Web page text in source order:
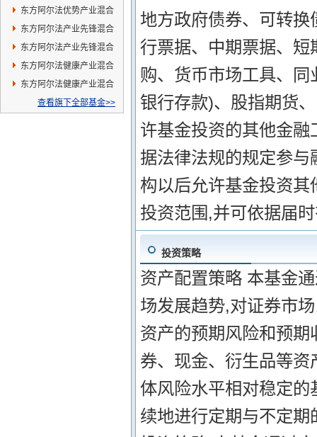
A
东方阿尔法优势产业混合
C
东方阿尔法产业先锋混合
C
东方阿尔法产业先锋混合
A
东方阿尔法健康产业混合
发起C
东方阿尔法健康产业混合
发起A查看旗下全部基金>>
地方政府债券、可转
行票据、中期票据、
购、货币市场工具、
银行存款)、股指期货
许基金投资的其他金
据法律法规的规定参
构以后允许基金投资
投资范围,并可依据届
投资策略
资产配置策略 本基金
场发展趋势,对证券市
资产的预期风险和预
券、现金、衍生品等
体风险水平相对稳定
续地进行定期与不定